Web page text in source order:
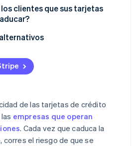
sólido de reclamación del pago
pago secundario
de tarjetas automático (CAU)
el cliente
clientes que sus tarjetas
de las tarjetas de crédito
empresas que operan
. Cada vez que caduca la
corres el riesgo de que se